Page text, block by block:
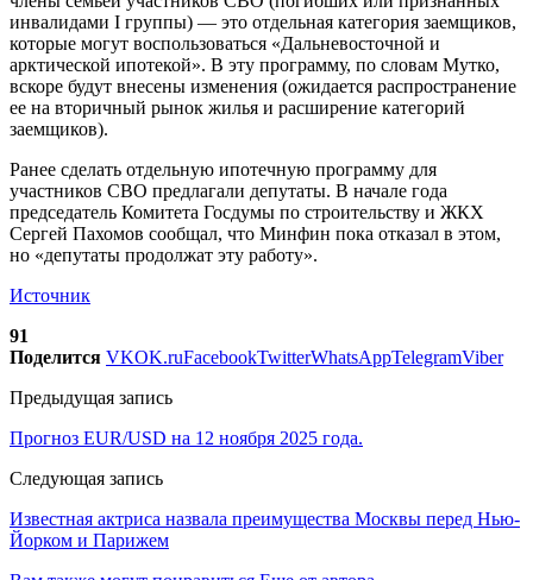
инвалидами I группы) — это отдельная категория заемщиков,
которые могут воспользоваться «Дальневосточной и
арктической ипотекой». В эту программу, по словам Мутко,
вскоре будут внесены изменения (ожидается распространение
ее на вторичный рынок жилья и расширение категорий
заемщиков).
Ранее сделать отдельную ипотечную программу для
участников СВО предлагали депутаты. В начале года
председатель Комитета Госдумы по строительству и ЖКХ
Сергей Пахомов сообщал, что Минфин пока отказал в этом,
но «депутаты продолжат эту работу».
Источник
91
Поделится VKOK.ruFacebookTwitterWhatsAppTelegramViber
Предыдущая запись
Прогноз EUR/USD на 12 ноября 2025 года.
Следующая запись
Известная актриса назвала преимущества Москвы перед Нью-
Йорком и Парижем